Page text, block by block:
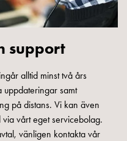
support
alltid minst två års
samt
på distans. Vi kan även
vårt eget servicebolag.
vänligen kontakta vår